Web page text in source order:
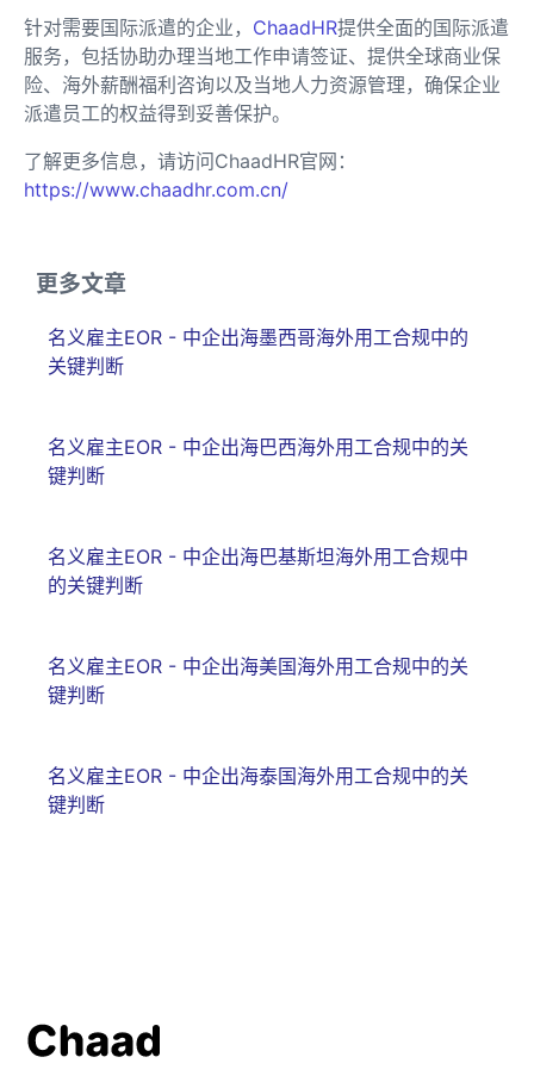
针对需要国际派遣的企业， ChaadHR提供全面的国际派遣
服务，包括协助办理当地工作申请签证、提供全球商业保
险、海外薪酬福利咨询以及当地人力资源管理，确保企业
派遣员工的权益得到妥善保护。
了解更多信息，请访问ChaadHR官网：
https://www.chaadhr.com.cn/
更多文章
名义雇主EOR - 中企出海墨西哥海外用工合规中的
关键判断
名义雇主EOR - 中企出海巴西海外用工合规中的关
键判断
名义雇主EOR - 中企出海巴基斯坦海外用工合规中
的关键判断
名义雇主EOR - 中企出海美国海外用工合规中的关
键判断
名义雇主EOR - 中企出海泰国海外用工合规中的关
键判断